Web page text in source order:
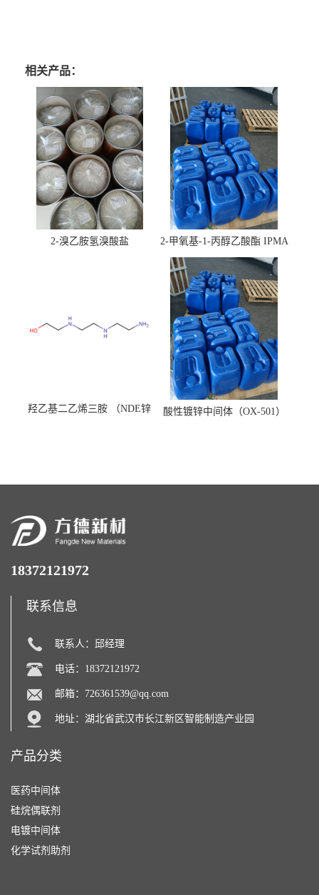
相关产品：
2-溴乙胺氢溴酸盐 2-甲氧基-1-丙醇乙酸酯 IPMA
羟乙基二乙烯三胺 （NDE锌
酸性镀锌中间体（OX-501）
18372121972
联系信息
联系人：邱经理
电话：18372121972
邮箱： 726361539@qq.com
地址：湖北省武汉市长江新区智能制造产业园
产品分类
医药中间体
硅烷偶联剂
电镀中间体
化学试剂助剂